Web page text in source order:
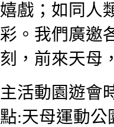
嬉戲；如同人
彩。我們廣邀
刻，前來天母
主活動園遊會
點:天母運動公